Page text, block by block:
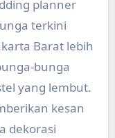
planner
terkini
Barat lebih
bunga
yang lembut.
kesan
dekorasi